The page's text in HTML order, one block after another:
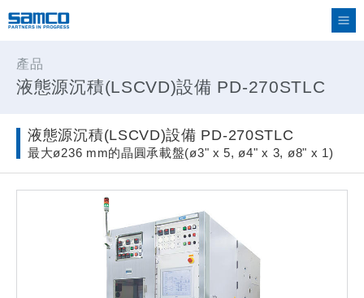
產品
液態源沉積(LSCVD)設備 PD-270STLC
液態源沉積(LSCVD)設備 PD-270STLC
最大ø236 mm的晶圓承載盤(ø3" x 5, ø4" x 3, ø8" x 1)